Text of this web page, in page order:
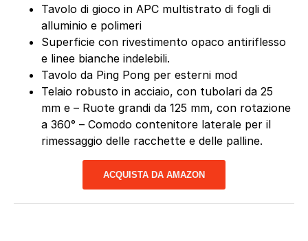
Tavolo di gioco in APC multistrato di fogli di
alluminio e polimeri
Superficie con rivestimento opaco antiriflesso
e linee bianche indelebili.
Tavolo da Ping Pong per esterni mod
Telaio robusto in acciaio, con tubolari da 25
mm e – Ruote grandi da 125 mm, con rotazione
a 360° – Comodo contenitore laterale per il
rimessaggio delle racchette e delle palline.
ACQUISTA DA AMAZON